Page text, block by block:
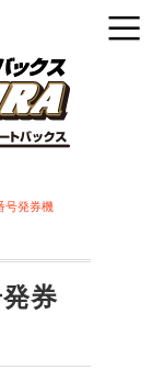
号発券機
券